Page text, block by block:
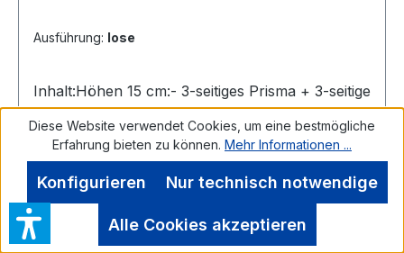
Ausführung: lose
Inhalt:Höhen 15 cm:- 3-seitiges Prisma + 3-seitige
Pyramide- 4-seitges Prisma + 4-seitige
Pyramide- 8-seitiges Prisma + 8-seitige
Pyramide- Kegel + Zylinder (hoch)Höhe 10 cm:-
Würfel + Pyramide- Kugel ø 10 cmHöhe 6 cm:-
Halbkugel + Kegel + Zylinder (flach)Die Böden
der Körper sind fest verklebt und können nicht
abgenommen werden.Als Füllmaterial empfiehlt
Diese Website verwendet Cookies, um eine bestmögliche
Erfahrung bieten zu können. Mehr Informationen ...
Nur technisch notwendige
Konfigurieren
Alle Cookies akzeptieren